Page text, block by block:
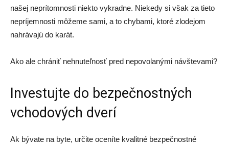
našej neprítomnosti niekto vykradne. Niekedy si však za tieto
nepríjemnosti môžeme sami, a to chybami, ktoré zlodejom
nahrávajú do karát.
Ako ale chrániť nehnuteľnosť pred nepovolanými návštevami?
Investujte do bezpečnostných
vchodových dverí
Ak bývate na byte, určite oceníte kvalitné bezpečnostné